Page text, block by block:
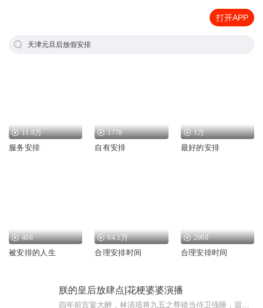
打开APP
天津元旦后放假安排
11.6万
服务安排
1778
自有安排
1万
最好的安排
466
被安排的人生
64.1万
合理安排时间
2960
合理安排时间
朕的皇后放肆点|花梗婆婆演播